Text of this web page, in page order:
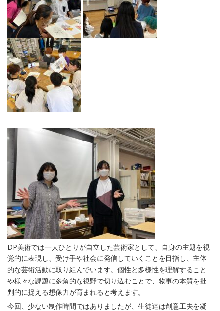
DP美術では一人ひとりが自立した芸術家として、自身の主題を視
覚的に表現し、受け手や社会に発信していくことを目指し、主体
的な芸術活動に取り組んでいます。個性と多様性を理解すること
や様々な課題に多角的な視野で切り込むことで、物事の本質を批
判的に捉える想像力が育まれると考えます。
今回、少ない制作時間ではありましたが、生徒達は創意工夫を凝